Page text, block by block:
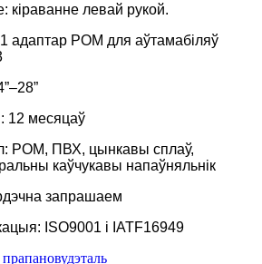
кіраванне левай рукой.
адаптар POM для аўтамабіляў
12 месяцаў
POM, ПВХ, цынкавы сплаў,
каўчукавы напаўняльнік
запрашаем
ISO9001 і IATF16949
дэталь